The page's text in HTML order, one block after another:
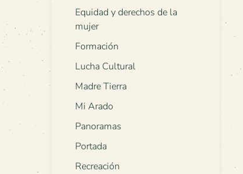
Equidad y derechos de la
mujer
Formación
Lucha Cultural
Madre Tierra
Mi Arado
Panoramas
Portada
Recreación